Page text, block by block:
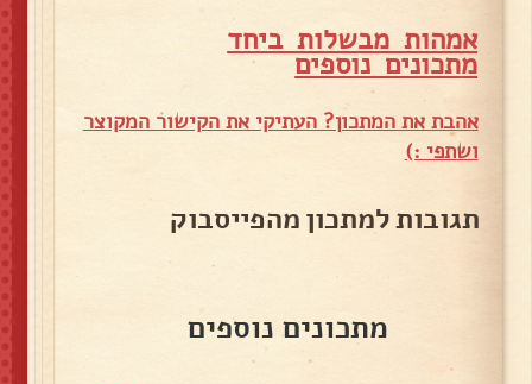
אמהות מבשלות ביחד
מתכונים נוספים
אהבת את המתכון? העתיקי את הקישור המקוצר
ושתפי :)
תגובות למתכון מהפייסבוק
מתכונים נוספים